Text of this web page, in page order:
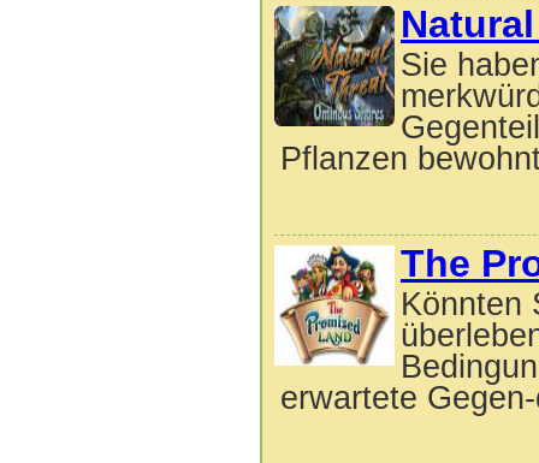
Sie
Pflanzen
The
Könnten
erwartete